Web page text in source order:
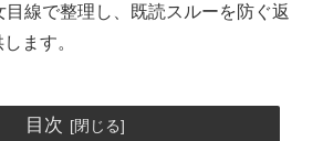
線で整理し、既読スルーを防ぐ返
ます。
目次